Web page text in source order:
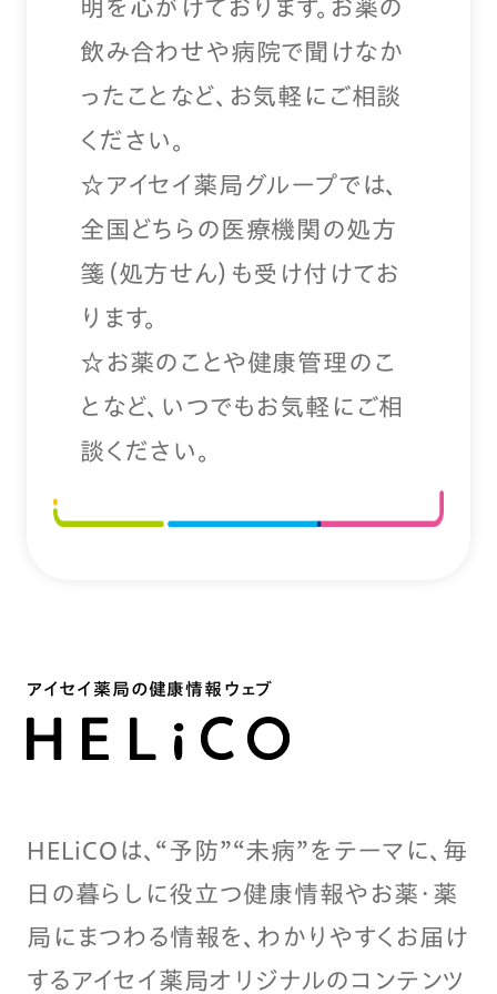
明を心がけております。お薬の
飲み合わせや病院で聞けなか
ったことなど、お気軽にご相談
ください。
☆アイセイ薬局グループでは、
全国どちらの医療機関の処方
箋（処方せん）も受け付けてお
ります。
☆お薬のことや健康管理のこ
となど、いつでもお気軽にご相
談ください。
アイセイ薬局の健康情報ウェブ
HELiCOは、“予防”“未病”をテーマに、毎
日の暮らしに役立つ健康情報やお薬・薬
局にまつわる情報を、わかりやすくお届け
するアイセイ薬局オリジナルのコンテンツ